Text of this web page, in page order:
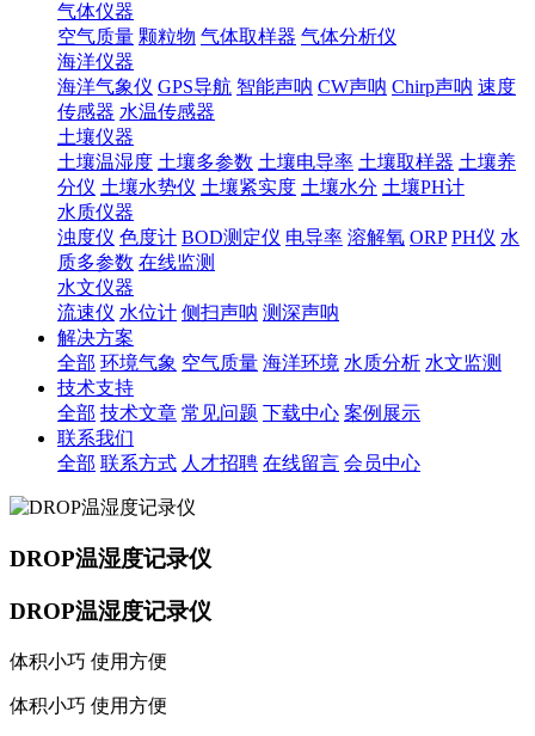
气体仪器
空气质量 颗粒物 气体取样器 气体分析仪
海洋仪器
海洋气象仪 GPS导航 智能声呐 CW声呐 Chirp声呐 速度
传感器 水温传感器
土壤仪器
土壤温湿度 土壤多参数 土壤电导率 土壤取样器 土壤养
分仪 土壤水势仪 土壤紧实度 土壤水分 土壤PH计
水质仪器
浊度仪 色度计 BOD测定仪 电导率 溶解氧 ORP PH仪 水
质多参数 在线监测
水文仪器
流速仪 水位计 侧扫声呐 测深声呐
解决方案
全部 环境气象 空气质量 海洋环境 水质分析 水文监测
技术支持
全部 技术文章 常见问题 下载中心 案例展示
联系我们
全部 联系方式 人才招聘 在线留言 会员中心
DROP温湿度记录仪
DROP温湿度记录仪
体积小巧 使用方便
体积小巧 使用方便